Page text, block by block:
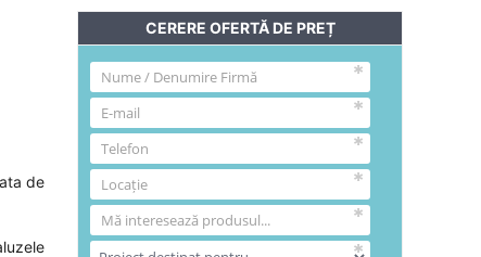
de
CERERE OFERTĂ DE PREȚ